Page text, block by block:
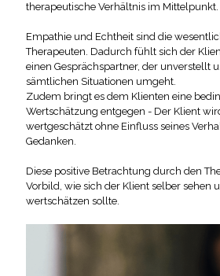
therapeutische Verhältnis im Mittelpunkt.
Empathie und Echtheit sind die
Therapeuten. Dadurch fühlt sich der
einen Gesprächspartner, der unverstellt
sämtlichen Situationen umgeht.
Zudem bringt es dem Klienten eine
Wertschätzung entgegen - Der Klient
wertgeschätzt ohne Einfluss seines
Gedanken.
Diese positive Betrachtung durch den
Vorbild, wie sich der Klient selber sehen
wertschätzen sollte.